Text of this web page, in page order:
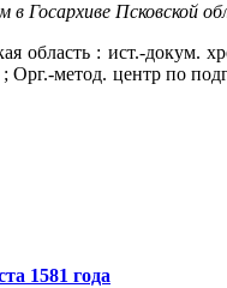
в Госархиве Псковской
область : ист.-докум.
Орг.-метод. центр по
1581 года